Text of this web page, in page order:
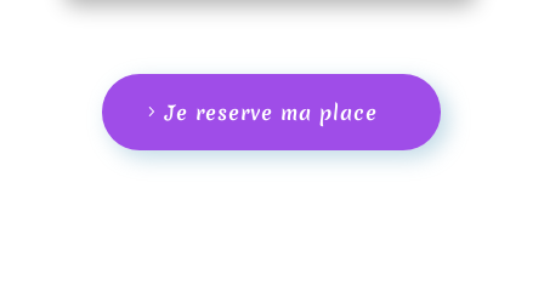
Je reserve ma place